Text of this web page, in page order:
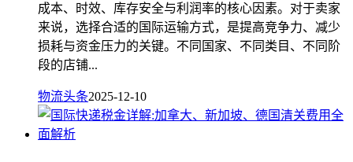
成本、时效、库存安全与利润率的核心因素。对于卖家
来说，选择合适的国际运输方式，是提高竞争力、减少
损耗与资金压力的关键。不同国家、不同类目、不同阶
段的店铺...
物流头条2025-12-10